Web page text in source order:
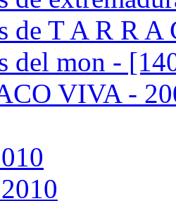
de T A R R A
del mon -
VIVA -